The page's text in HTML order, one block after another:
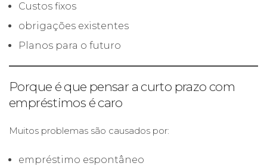
Custos fixos
obrigações existentes
Planos para o futuro
Porque é que pensar a curto prazo com
empréstimos é caro
Muitos problemas são causados por:
empréstimo espontâneo